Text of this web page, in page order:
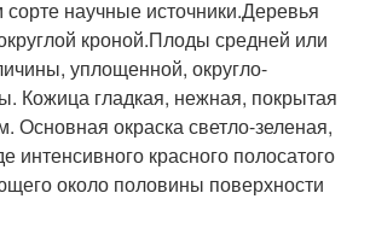
сорте научные источники.Деревья
кроной.Плоды средней или
уплощенной, округло-
Кожица гладкая, нежная, покрытая
Основная окраска светло-зеленая,
интенсивного красного полосатого
около половины поверхности